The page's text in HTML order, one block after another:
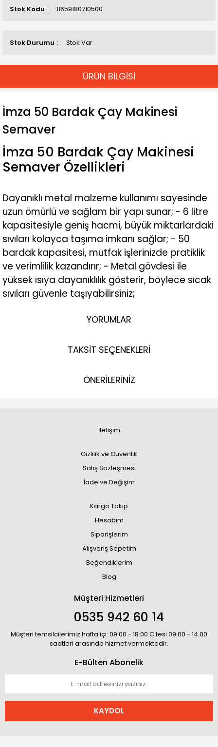
Stok Kodu 8659180710500
Stok Durumu Stok Var
ÜRÜN BİLGİSİ
İmza 50 Bardak Çay Makinesi
Semaver
İmza 50 Bardak Çay Makinesi
Semaver Özellikleri
Dayanıklı metal malzeme kullanımı sayesinde
uzun ömürlü ve sağlam bir yapı sunar; - 6 litre
kapasitesiyle geniş hacmi, büyük miktarlardaki
sıvıları kolayca taşıma imkanı sağlar; - 50
bardak kapasitesi, mutfak işlerinizde pratiklik
ve verimlilik kazandırır; - Metal gövdesi ile
yüksek ısıya dayanıklılık gösterir, böylece sıcak
sıvıları güvenle taşıyabilirsiniz;
YORUMLAR
TAKSİT SEÇENEKLERİ
ÖNERİLERİNİZ
İletişim
Gizlilik ve Güvenlik
Satış Sözleşmesi
İade ve Değişim
Kargo Takip
Hesabım
Siparişlerim
Alışveriş Sepetim
Beğendiklerim
Blog
Müşteri Hizmetleri
0535 942 60 14
Müşteri temsilcilerimiz hafta içi: 09:00 - 18:00 C.tesi 09:00 - 14:00
saatleri arasında hizmet vermektedir.
E-Bülten Abonelik
KAYDOL